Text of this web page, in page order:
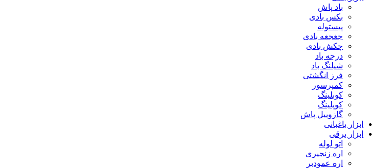
باد پاش
بکس بادی
پیستوله
جغجغه بادی
چکش بادی
درجه باد
شیلنگ باد
فرز انگشتی
کمپرسور
کوبلینگ
کوپلینگ
گازوییل پاش
ابزار باغبانی
ابزار برقی
اتو لوله
اره زنجیری
اره عمودبر